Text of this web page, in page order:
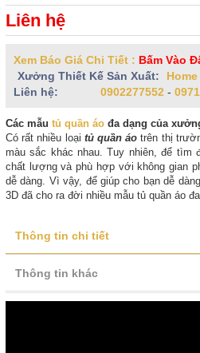
Liên hệ
Xem Báo Giá Chi Tiết : Bấm Vào
Xưởng Thiết Kế Sản Xuất:
Home
Liên hệ:
0902277552 -
Các mẫu tủ quần áo đa dạng của
Có rất nhiều loại tủ quần áo trên thị
màu sắc khác nhau. Tuy nhiên, để tìm
chất lượng và phù hợp với không gian
dễ dàng. Vì vậy, để giúp cho bạn dễ
3D đã cho ra đời nhiều mẫu tủ quần áo
Thông tin chi tiết
Thông tin khác